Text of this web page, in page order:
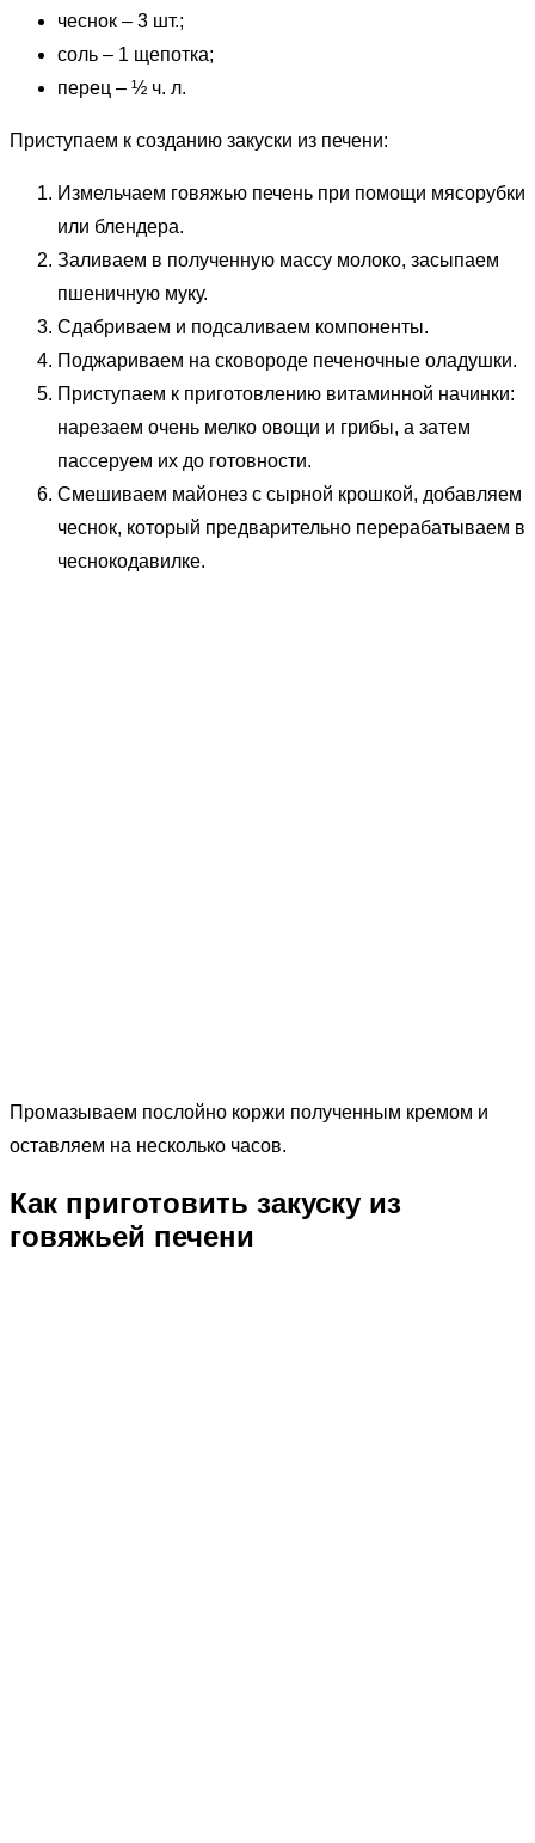
чеснок – 3 шт.;
соль – 1 щепотка;
перец – ½ ч. л.
Приступаем к созданию закуски из печени:
Измельчаем говяжью печень при помощи мясорубки
или блендера.
Заливаем в полученную массу молоко, засыпаем
пшеничную муку.
Сдабриваем и подсаливаем компоненты.
Поджариваем на сковороде печеночные оладушки.
Приступаем к приготовлению витаминной начинки:
нарезаем очень мелко овощи и грибы, а затем
пассеруем их до готовности.
Смешиваем майонез с сырной крошкой, добавляем
чеснок, который предварительно перерабатываем в
чеснокодавилке.
Промазываем послойно коржи полученным кремом и
оставляем на несколько часов.
Как приготовить закуску из
говяжьей печени